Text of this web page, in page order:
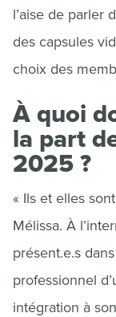
l’aise de parler
des capsules
choix des
À quoi
la part
2025 ?
« Ils et elles
Mélissa. À
présent.e.s
professionnel
intégration à